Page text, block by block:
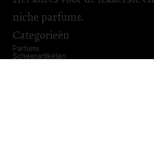
niche parfums.
Categorieën
Parfums
Scheerartikelen